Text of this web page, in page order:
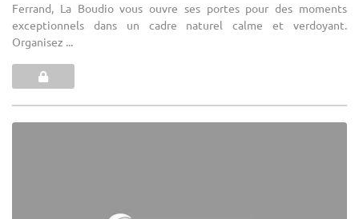
Ferrand, La Boudio vous ouvre ses portes pour des moments
exceptionnels dans un cadre naturel calme et verdoyant.
Organisez ...